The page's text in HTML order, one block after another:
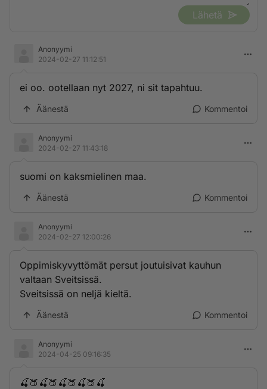
Lähetä
Anonyymi
2024-02-27 11:12:51
ei oo. ootellaan nyt 2027, ni sit tapahtuu.
Äänestä Kommentoi
Anonyymi
2024-02-27 11:43:18
suomi on kaksmielinen maa.
Äänestä Kommentoi
Anonyymi
2024-02-27 12:00:26
Oppimiskyvyttömät persut joutuisivat kauhun
valtaan Sveitsissä.
Sveitsissä on neljä kieltä.
Äänestä Kommentoi
Anonyymi
2024-04-25 09:16:35
🍒🍑🍒🍑🍒🍑🍒🍑🍒